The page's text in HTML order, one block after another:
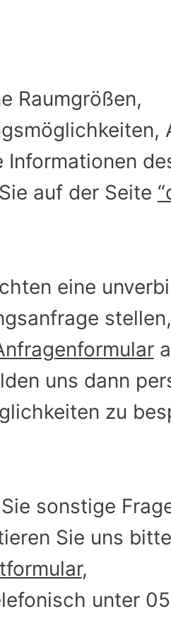
Raumgrößen,
Informationen
auf der Seite
eine
uns dann
zu
sonstige
Sie uns
,
unter